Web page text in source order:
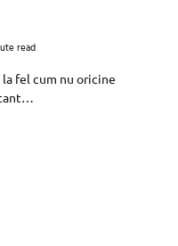
read
fel cum nu oricine